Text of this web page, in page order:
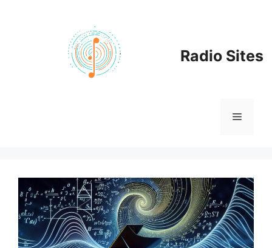
Radio Sites
Menü